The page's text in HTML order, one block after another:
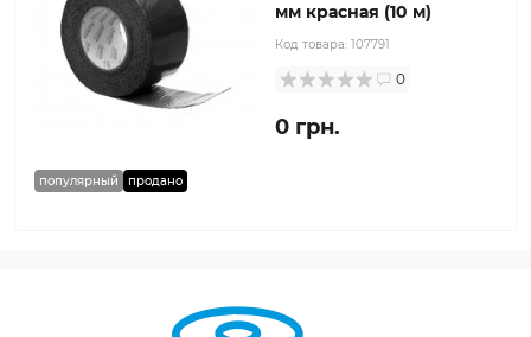
популярный продано
мм красная (10 м)
Код товара: 107791
0
0 грн.